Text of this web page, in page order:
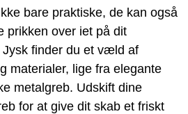
bare praktiske, de kan også
over iet på dit
finder du et væld af
materialer, lige fra elegante
metalgreb. Udskift dine
for at give dit skab et friskt